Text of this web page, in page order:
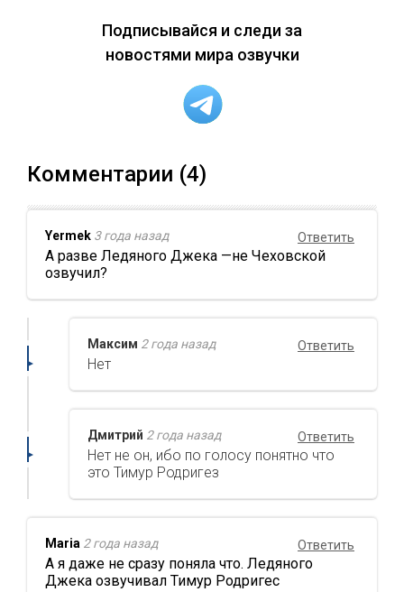
Подписывайся и следи за
новостями мира озвучки
Комментарии (4)
Ответить
Yermek 3 года назад
А разве Ледяного Джека —не Чеховской
озвучил?
Ответить
Максим 2 года назад
Нет
Ответить
Дмитрий 2 года назад
Нет не он, ибо по голосу понятно что
это Тимур Родригез
Ответить
Maria 2 года назад
А я даже не сразу поняла что. Ледяного
Джека озвучивал Тимур Родригес